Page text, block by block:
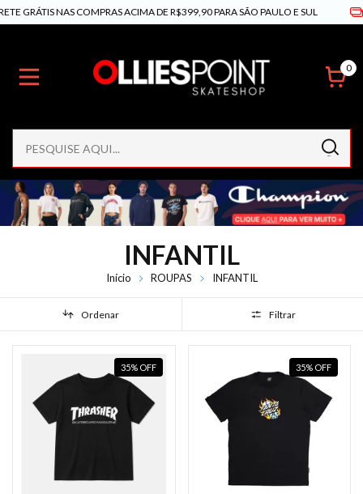
NAS COMPRAS ACIMA DE R$399,90 PARA SÃO PAULO E SUL
0
INFANTIL
Início ROUPAS INFANTIL
Ordenar Filtrar
35% OFF 35% OFF